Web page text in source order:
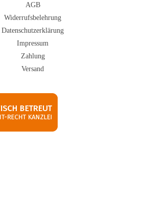
AGB
Widerrufsbelehrung
Datenschutzerklärung
Impressum
Zahlung
Versand